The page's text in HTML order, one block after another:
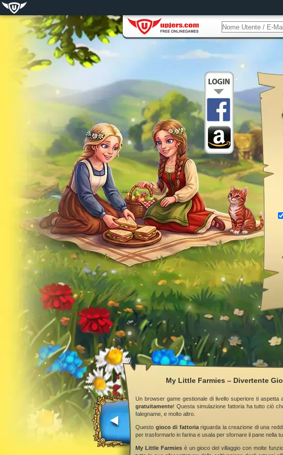
My Little Farmies – Divertente
Un browser game gestionale di livello superiore ti aspetta
gratuitamente! Questa simulazione fattoria ha tutto ciò
falegname, e molto altro.
Questo gioco di fattoriariguarda la creazione di una
per trasformarlo in farina e usala per sfornare il pane nella
My Little Farmiesè un gioco del villaggio con molte